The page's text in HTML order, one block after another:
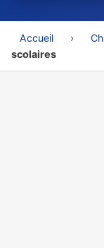
Accueil ›
scolaires